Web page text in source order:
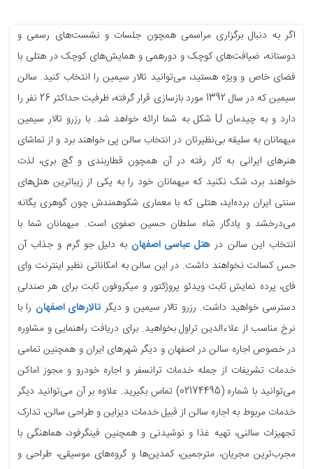
اگر به دنبال برگزاری مراسمی همچون جلسات و نشست‌های رسمی و
دوستانه، ضیافت‌های کوچک و دورهمی و همایش‌های کوچک در هتلی با
فضای خاص و ویژه هستید، می‌‎توانید تالار سیمین را انتخاب کنید. سالن
سیمین که در سال 1392 مورد بازسازی قرار گرفته، ظرفیت حداکثر 26 نفر را
دارد و به چیدمان U شکل به شما ارائه خواهد شد. با رزرو تالار سیمین
میهمانان به سلیقه بی‌نظیرتان در انتخاب سالن پی خواهند برد و از تماشای
هنرهای ایرانی به کار رفته در آن همچون قطاربندی و گچ بری، لذت
خواهند برد، شک نکنید که میهمانان خود را به یکی از زیباترین هتل‌های
سنتی ایران برده‌اید، هتلی که با معماری شکوهمندش چون گوهری یگانه
می‌درخشد و یادگار شاه سلطان حسین صفوی است. میهمانان شما با
انتخاب این سالن در هتل عباسی اصفهان به دلیل جو گرم و جذاب آن
حس کسالت نخواهند داشت. در این سالن به امکاناتی نظیر اینترنت وای
فای، پرده نمایش ثابت ویدئو پروژکتور و میکروفون ثابت برای هر صندلی
دسترسی خواهید داشت. رزرو تالار سیمین و دیگر تالارهای اصفهان را با
نرخ مناسب از علاءالدین تراول بخواهید. برای دریافت راهنمایی و مشاوره
در خصوص اجاره سالن در اصفهان و دیگر شهرهای ایران و همچنین تمامی
خدمات تشریفات از جمله خدمات ترانسفر و اجاره خودرو و مجوز اماکن
می‌توانید با شماره (02174495) تماس بگیرید. علاوه بر آن می‌توانید دیگر
خدمات مربوط به اجاره سالن از قبیل خدمات دیزاین و طراحی سالن، تدارک
تجهیزات سالنی، تهیه غذا و نوشیدنی و همچنین فینگرفود، هماهنگی با
مجرب‌ترین مجریان، مترجمین، کمدین‌ها و گروه‌های موسیقی، طراحی و